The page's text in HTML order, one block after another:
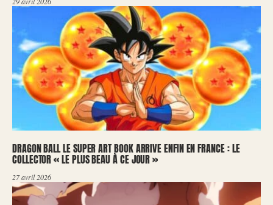
DRAGON BALL LE SUPER ART BOOK ARRIVE ENFIN EN FRANCE : LE
COLLECTOR « LE PLUS BEAU À CE JOUR »
27 avril 2026